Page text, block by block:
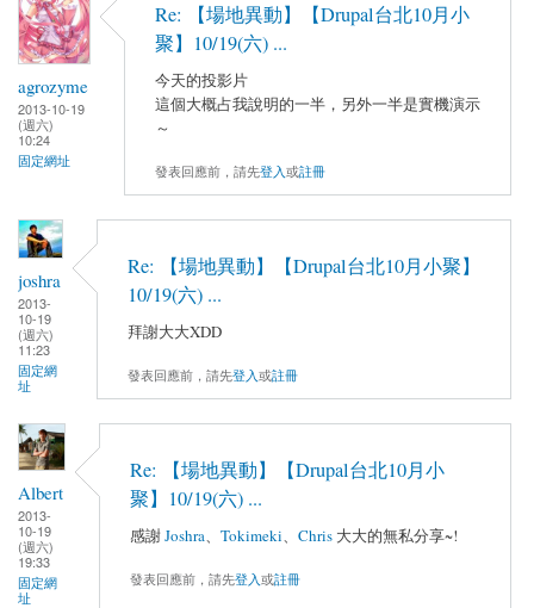
agrozyme
2013-10-19
(週六)
10:24
固定網址
Re: 【場地異動】【Drupal台北10月小
聚】10/19(六) ...
今天的投影片
這個大概占我說明的一半，另外一半是實機演示
～
發表回應前，請先登入或註冊
joshra
2013-
10-19
(週六)
11:23
固定網
址
Re: 【場地異動】【Drupal台北10月小聚】
10/19(六) ...
拜謝大大XDD
發表回應前，請先登入或註冊
Albert
2013-
10-19
(週六)
19:33
固定網
址
Re: 【場地異動】【Drupal台北10月小
聚】10/19(六) ...
感謝Joshra Tokimeki Chris 大大的無私分享~!
發表回應前，請先登入或註冊